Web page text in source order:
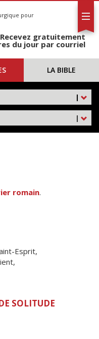
pour
Recevez gratuitement
du jour par courriel
LA BIBLE
|
|
romain.
Esprit,
SOLITUDE